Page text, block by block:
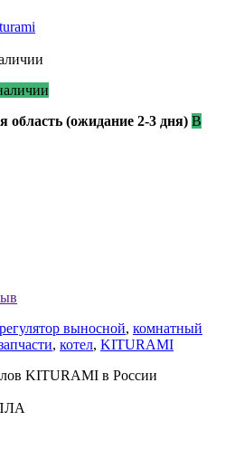
область (ожидание 2-3 дня) В
выносной, комнатный
, котел, KITURAMI
KITURAMI в России